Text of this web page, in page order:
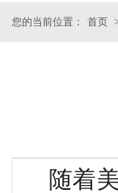
您的当前位置： 首页
随着
沈阳